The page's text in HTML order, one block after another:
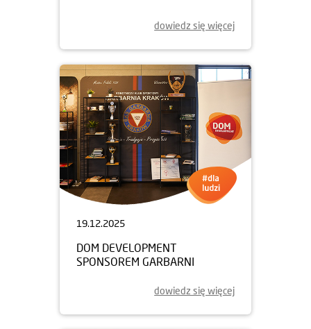
dowiedz się więcej
19.12.2025
DOM DEVELOPMENT
SPONSOREM GARBARNI
dowiedz się więcej